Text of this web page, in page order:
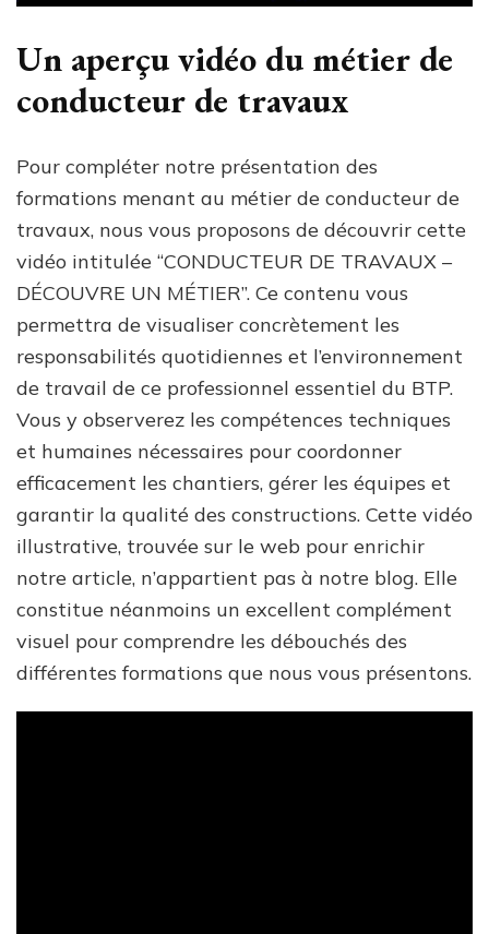
Un aperçu vidéo du métier de
conducteur de travaux
Pour compléter notre présentation des
formations menant au métier de conducteur de
travaux, nous vous proposons de découvrir cette
vidéo intitulée “CONDUCTEUR DE TRAVAUX –
DÉCOUVRE UN MÉTIER”. Ce contenu vous
permettra de visualiser concrètement les
responsabilités quotidiennes et l’environnement
de travail de ce professionnel essentiel du BTP.
Vous y observerez les compétences techniques
et humaines nécessaires pour coordonner
efficacement les chantiers, gérer les équipes et
garantir la qualité des constructions. Cette vidéo
illustrative, trouvée sur le web pour enrichir
notre article, n’appartient pas à notre blog. Elle
constitue néanmoins un excellent complément
visuel pour comprendre les débouchés des
différentes formations que nous vous présentons.